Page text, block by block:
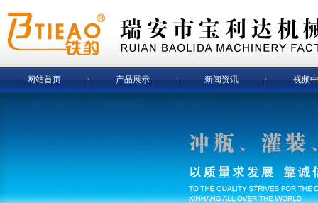
网站首页 产品展示 新闻资讯 视频